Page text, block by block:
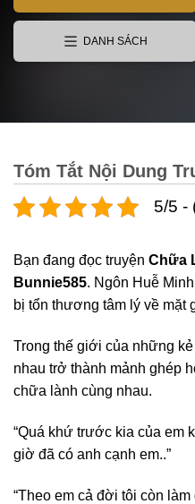
DANH SÁCH
Tóm Tắt Nội Dung
5/5 -
Bạn đang đọc truyện Chữa
Bunnie585. Ngôn Huễ
bị tổn thương tâm lý về mặt
Trong thế giới của những
nhau trở thành mảnh ghép
chữa lành cùng nhau.
“Quá khứ trước kia của em
giờ đã có anh cạnh em..”
“Theo em cả đời tôi còn làm